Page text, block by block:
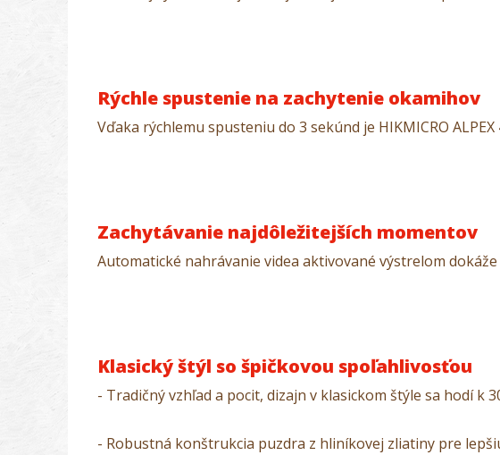
Rýchle spustenie na zachytenie okamihov
Vďaka rýchlemu spusteniu do 3 sekúnd je HIKMICRO
Zachytávanie najdôležitejších momentov
Automatické nahrávanie videa aktivované výstrelom
Klasický štýl so špičkovou spoľahlivosťou
- Tradičný vzhľad a pocit, dizajn v klasickom štýle sa hodí k
- Robustná konštrukcia puzdra z hliníkovej zliatiny pre